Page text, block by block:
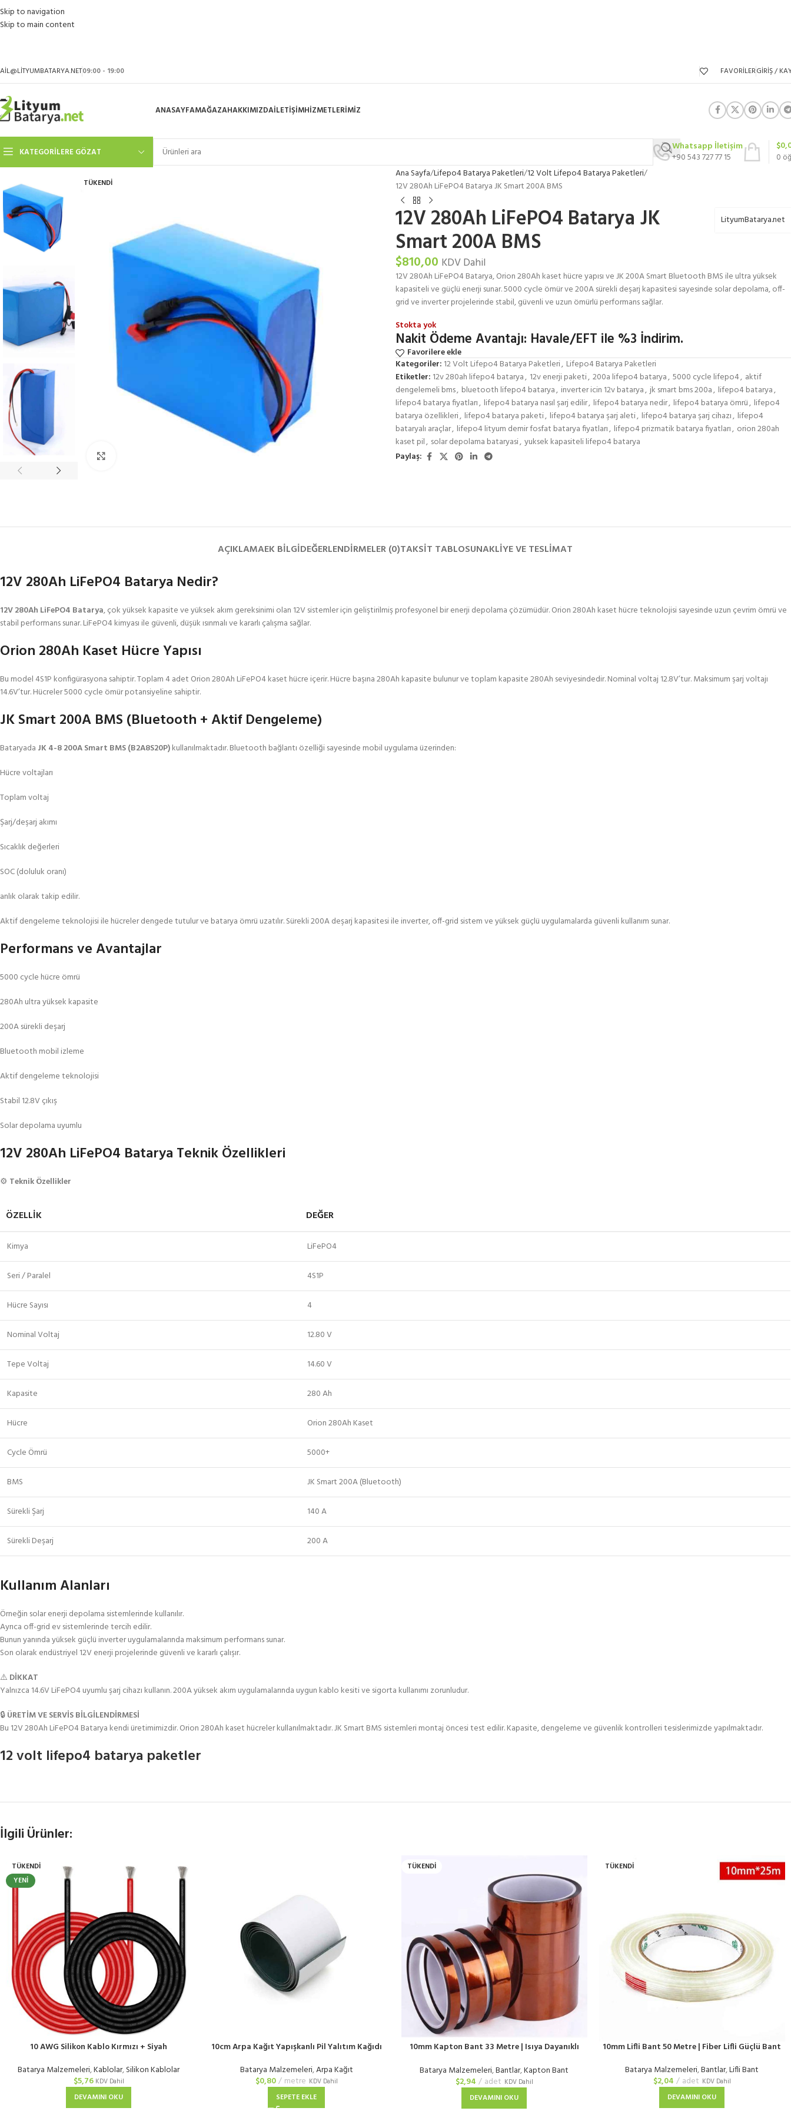
Skip to navigation
Skip to main content
09:00 - 19:00 FAVORILERGIRIŞ /
ANASAYFAMAĞAZAHAKKIMIZDAİLETIŞIMHIZMETLERIMIZ
KATEGORILERE GÖZAT
Whatsapp İletişim
+90 543 727 77 15
0
$
TÜKENDI
Ana Sayfa Lifepo4 Batarya Paketleri 12 Volt Lifepo4 Batarya Paketleri
12V 280Ah LiFePO4 Batarya JK Smart 200A BMS
12V 280Ah LiFePO4 Batarya JK
Smart 200A BMS
LityumBatarya.net
$810,00 KDV Dahil
12V 280Ah LiFePO4 Batarya, Orion 280Ah kaset hücre yapısı ve JK 200A Smart Bluetooth BMS ile ultra yüksek
kapasiteli ve güçlü enerji sunar. 5000 cycle ömür ve 200A sürekli deşarj kapasitesi sayesinde solar depolama, off-
grid ve inverter projelerinde stabil, güvenli ve uzun ömürlü performans sağlar.
Stokta yok
Nakit Ödeme Avantajı: Havale/EFT ile %3 İndirim.
Favorilere ekle
Kategoriler: 12 Volt Lifepo4 Batarya Paketleri, Lifepo4 Batarya Paketleri
Etiketler: 12v 280ah lifepo4 batarya, 12v enerji paketi, 200a lifepo4 batarya, 5000 cycle lifepo4, aktif
dengelemeli bms, bluetooth lifepo4 batarya, inverter icin 12v batarya, jk smart bms 200a, lifepo4 batarya,
lifepo4 batarya fiyatları, lifepo4 batarya nasıl şarj edilir, lifepo4 batarya nedir, lifepo4 batarya ömrü, lifepo4
batarya özellikleri, lifepo4 batarya paketi, lifepo4 batarya şarj aleti, lifepo4 batarya şarj cihazı, lifepo4
bataryalı araçlar, lifepo4 lityum demir fosfat batarya fiyatları, lifepo4 prizmatik batarya fiyatları, orion 280ah
kaset pil, solar depolama bataryasi, yuksek kapasiteli lifepo4 batarya
Paylaş:
AÇIKLAMAEK BILGIDEĞERLENDIRMELER (0)TAKSIT TABLOSUNAKLIYE VE TESLIMAT
12V 280Ah LiFePO4 Batarya Nedir?
12V 280Ah LiFePO4 Batarya, çok yüksek kapasite ve yüksek akım gereksinimi olan 12V sistemler için geliştirilmiş profesyonel bir enerji depolama çözümüdür. Orion 280Ah kaset hücre teknolojisi sayesinde uzun çevrim ömrü ve
stabil performans sunar. LiFePO4 kimyası ile güvenli, düşük ısınmalı ve kararlı çalışma sağlar.
Orion 280Ah Kaset Hücre Yapısı
Bu model 4S1P konfigürasyona sahiptir. Toplam 4 adet Orion 280Ah LiFePO4 kaset hücre içerir. Hücre başına 280Ah kapasite bulunur ve toplam kapasite 280Ah seviyesindedir. Nominal voltaj 12.8V’tur. Maksimum şarj voltajı
14.6V’tur. Hücreler 5000 cycle ömür potansiyeline sahiptir.
JK Smart 200A BMS (Bluetooth + Aktif Dengeleme)
Bataryada JK 4-8 200A Smart BMS (B2A8S20P)kullanılmaktadır. Bluetooth bağlantı özelliği sayesinde mobil uygulama üzerinden:
Hücre voltajları
Toplam voltaj
Şarj/deşarj akımı
Sıcaklık değerleri
SOC (doluluk oranı)
anlık olarak takip edilir.
Aktif dengeleme teknolojisi ile hücreler dengede tutulur ve batarya ömrü uzatılır. Sürekli 200A deşarj kapasitesi ile inverter, off-grid sistem ve yüksek güçlü uygulamalarda güvenli kullanım sunar.
Performans ve Avantajlar
5000 cycle hücre ömrü
280Ah ultra yüksek kapasite
200A sürekli deşarj
Bluetooth mobil izleme
Aktif dengeleme teknolojisi
Stabil 12.8V çıkış
Solar depolama uyumlu
12V 280Ah LiFePO4 Batarya Teknik Özellikleri
⚙️ Teknik Özellikler
ÖZELLIK DEĞER
Kimya LiFePO4
Seri / Paralel 4S1P
Hücre Sayısı 4
Nominal Voltaj 12.80 V
Tepe Voltaj 14.60 V
Kapasite 280 Ah
Hücre Orion 280Ah Kaset
Cycle Ömrü 5000+
BMS JK Smart 200A (Bluetooth)
Sürekli Şarj 140 A
Sürekli Deşarj 200 A
Kullanım Alanları
Örneğin solar enerji depolama sistemlerinde kullanılır.
Ayrıca off-grid ev sistemlerinde tercih edilir.
Bunun yanında yüksek güçlü inverter uygulamalarında maksimum performans sunar.
Son olarak endüstriyel 12V enerji projelerinde güvenli ve kararlı çalışır.
⚠️ DİKKAT
Yalnızca 14.6V LiFePO4 uyumlu şarj cihazı kullanın. 200A yüksek akım uygulamalarında uygun kablo kesiti ve sigorta kullanımı zorunludur.
🔒ÜRETİM VE SERVİS BİLGİLENDİRMESİ
Bu 12V 280Ah LiFePO4 Batarya kendi üretimimizdir. Orion 280Ah kaset hücreler kullanılmaktadır. JK Smart BMS sistemleri montaj öncesi test edilir. Kapasite, dengeleme ve güvenlik kontrolleri tesislerimizde yapılmaktadır.
12 volt lifepo4 batarya paketler
İlgili Ürünler:
TÜKENDI
YENI
10 AWG Silikon Kablo Kırmızı + Siyah
Batarya Malzemeleri,Kablolar,Silikon Kablolar
$5,76 KDV Dahil
DEVAMINI OKU
10cm Arpa Kağıt Yapışkanlı Pil Yalıtım Kağıdı
Batarya Malzemeleri,Arpa Kağıt
$0,80 metre KDV Dahil
SEPETE EKLE
TÜKENDI
10mm Kapton Bant 33 Metre | Isıya Dayanıklı
Batarya Malzemeleri,Bantlar,Kapton Bant
$2,94 adet KDV Dahil
DEVAMINI OKU
TÜKENDI
10mm Lifli Bant 50 Metre | Fiber Lifli Güçlü Bant
Batarya Malzemeleri,Bantlar,Lifli Bant
$2,04 adet KDV Dahil
DEVAMINI OKU